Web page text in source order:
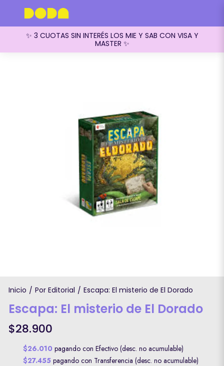
✨ 3 CUOTAS SIN INTERÉS LOS MIE Y SAB CON VISA Y
MASTER ✨
Inicio / Por Editorial / Escapa: El misterio de El Dorado
Escapa: El misterio de El Dorado
$28.900
$26.010 pagando con Efectivo (desc. no acumulable)
$27.455 pagando con Transferencia (desc. no acumulable)